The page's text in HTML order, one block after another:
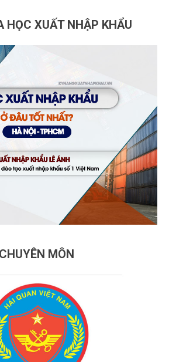
HỌC XUẤT NHẬP KHẨU
MÔN